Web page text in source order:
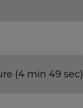
(4 min 49 sec)